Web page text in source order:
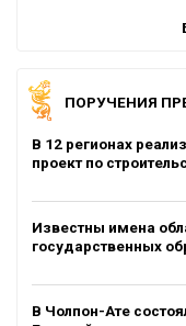
ПОРУЧЕНИЯ
В 12 регионах
проект по
Известны имена
государственных
В Чолпон-Ате